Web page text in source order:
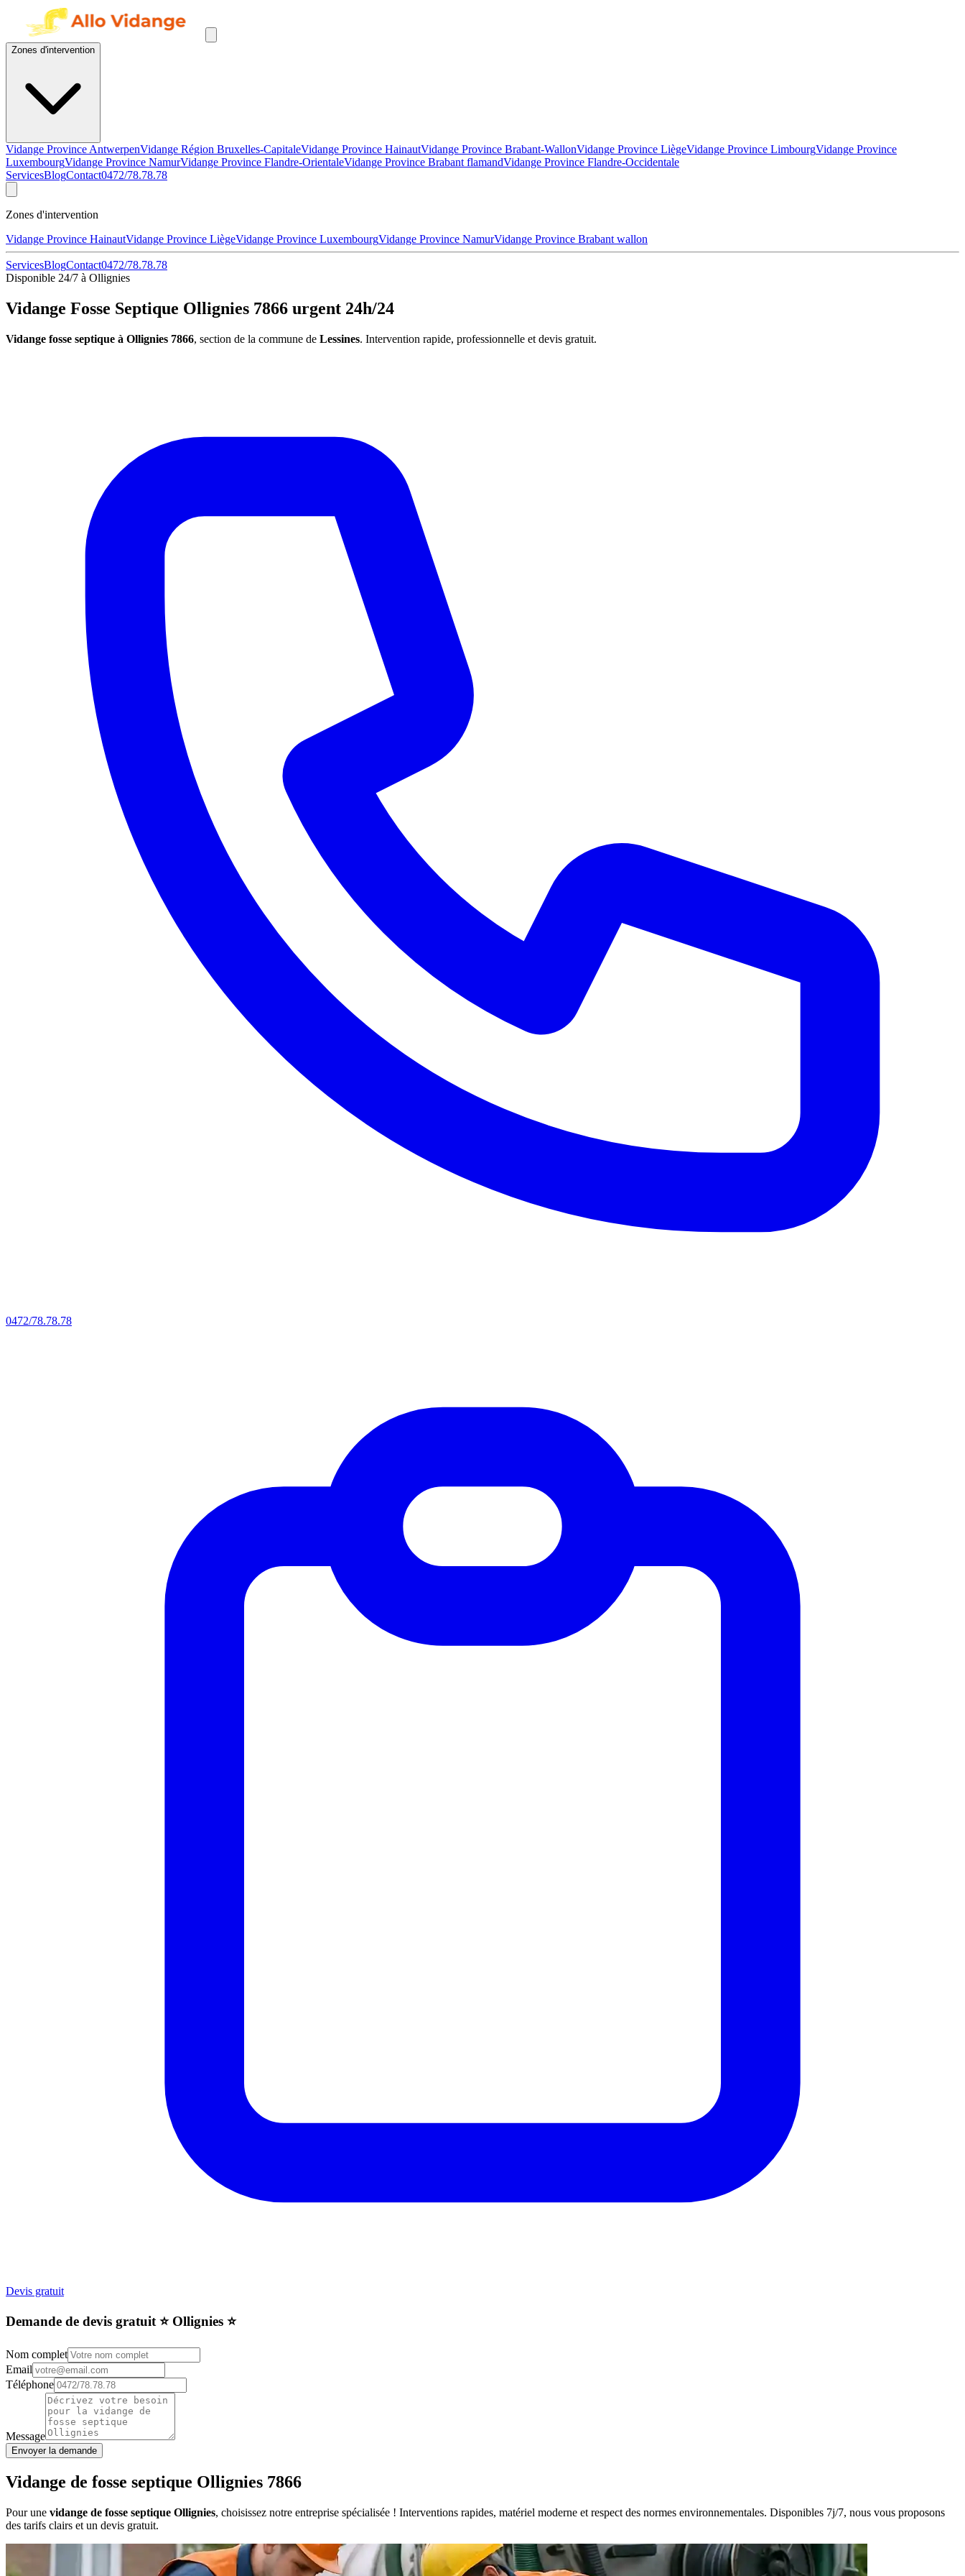
Zones d'intervention
Vidange Province AntwerpenVidange Région Bruxelles-CapitaleVidange Province HainautVidange Province Brabant-WallonVidange Province LiègeVidange Province LimbourgVidange Province
LuxembourgVidange Province NamurVidange Province Flandre-OrientaleVidange Province Brabant flamandVidange Province Flandre-Occidentale
ServicesBlogContact0472/78.78.78
Zones d'intervention
Vidange Province HainautVidange Province LiègeVidange Province LuxembourgVidange Province NamurVidange Province Brabant wallon
ServicesBlogContact0472/78.78.78
Disponible 24/7 à Ollignies
Vidange Fosse Septique Ollignies 7866 urgent 24h/24
Vidange fosse septique à Ollignies 7866, section de la commune de Lessines. Intervention rapide, professionnelle et devis gratuit.
0472/78.78.78
Devis gratuit
Demande de devis gratuit ⭐️ Ollignies ⭐️
Nom complet
Email
Téléphone
Message
Envoyer la demande
Vidange de fosse septique Ollignies 7866
Pour une vidange de fosse septique Ollignies, choisissez notre entreprise spécialisée ! Interventions rapides, matériel moderne et respect des normes environnementales. Disponibles 7j/7, nous vous proposons
des tarifs clairs et un devis gratuit.